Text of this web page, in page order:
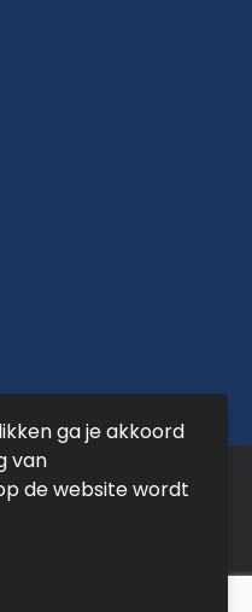
Reclame 2025
ga je akkoord
van
de website wordt